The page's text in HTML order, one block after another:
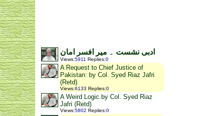
ادبی نشست ۔ میر افسر امان
Views:5911 Replies:0
A Request to Chief Justice of
Pakistan: by Col. Syed Riaz Jafri
(Retd)
Views:6133 Replies:0
A Weird Logic.by Col. Syed Riaz
Jafri (Retd)
Views:5802 Replies:0